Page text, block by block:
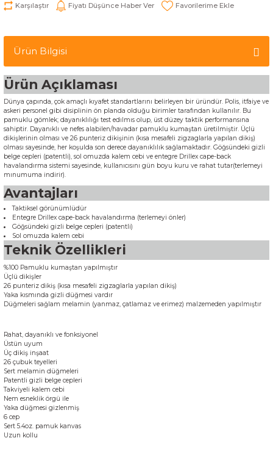
Karşılaştır Fiyatı Düşünce Haber Ver
Ürün Bilgisi
Ürün Açıklaması
Dünya çapında, çok amaçlı kıyafet standartlarını belirleyen bir üründür. Polis, itfaiye ve
askeri personel gibi disiplinin ön planda olduğu birimler tarafından kullanılır. Bu
pamuklu gömlek; dayanıklılığı test edılmıs olup, üst düzey taktik performansına
sahiptir. Dayanıklı ve nefes alabilen/havadar pamuklu kumaştan üretilmiştir. Üçlü
dikişlerinin olması ve 26 punteriz dikişinin (kısa mesafeli zigzaglarla yapılan dikiş)
olması sayesinde, her koşulda son derece dayanıklılık sağlamaktadır. Göğsündeki gizli
belge cepleri (patentli), sol omuzda kalem cebi ve entegre Drillex cape-back
havalandırma sistemi sayesinde, kullanıcısını gün boyu kuru ve rahat tutar(terlemeyi
mınumuma indirir).
Avantajları
Taktiksel görünümlüdür
Entegre Drillex cape-back havalandırma (terlemeyi önler)
Göğsündeki gizli belge cepleri (patentli)
Sol omuzda kalem cebi
Teknik Özellikleri
%100 Pamuklu kumaştan yapılmıştır
Üçlü dikişler
26 punteriz dikiş (kısa mesafeli zigzaglarla yapılan dikiş)
Yaka kısmında gizli düğmesi vardır
Düğmeleri sağlam melamin (yanmaz, çatlamaz ve erimez) malzemeden yapılmıştır
Rahat, dayanıklı ve fonksiyonel
Üstün uyum
Üç dikiş inşaat
26 çubuk teyelleri
Sert melamin düğmeleri
Patentli gizli belge cepleri
Takviyeli kalem cebi
Nem esneklik örgü ile
Yaka düğmesi gizlenmiş
6 cep
Sert 5.4oz. pamuk kanvas
Uzun kollu